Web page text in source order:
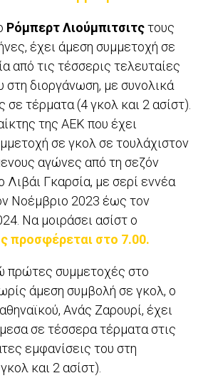
Ρόμπερτ Λιούμπιτσιτςτους
έχει άμεση συμμετοχή σε
από τις τέσσερις τελευταίες
στη διοργάνωση, με συνολικά
σε τέρματα (4 γκολ και 2 ασίστ).
της ΑΕΚ που έχει
σε γκολ σε τουλάχιστον
αγώνες από τη σεζόν
Λιβάι Γκαρσία, με σερί εννέα
Νοέμβριο 2023 έως τον
Να μοιράσει ασίστ ο
προσφέρεται στο 7.00.
πρώτες συμμετοχές στο
άμεση συμβολή σε γκολ, ο
Ανάς Ζαρουρί, έχει
σε τέσσερα τέρματα στις
εμφανίσεις του στη
και 2 ασίστ).